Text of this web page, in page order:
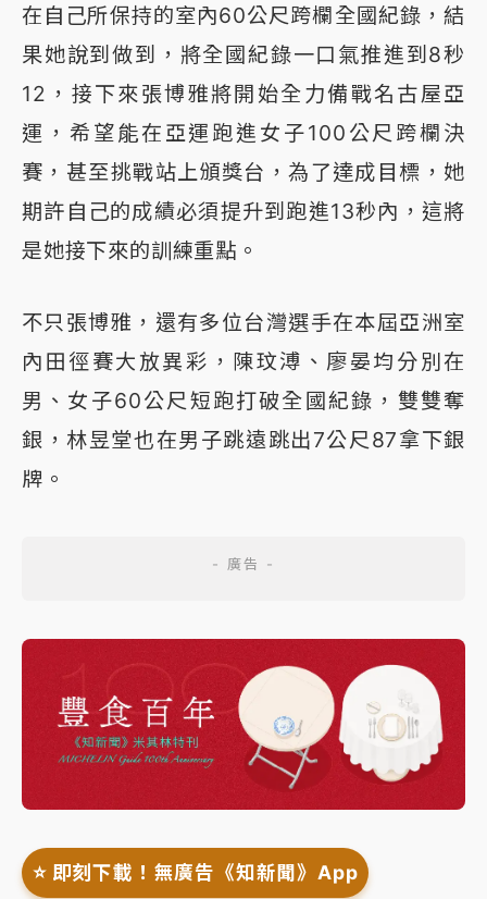
在自己所保持的室內60公尺跨欄全國紀錄，結
果她說到做到，將全國紀錄一口氣推進到8秒
12，接下來張博雅將開始全力備戰名古屋亞
運，希望能在亞運跑進女子100公尺跨欄決
賽，甚至挑戰站上頒獎台，為了達成目標，她
期許自己的成績必須提升到跑進13秒內，這將
是她接下來的訓練重點。
不只張博雅，還有多位台灣選手在本屆亞洲室
內田徑賽大放異彩，陳玟溥、廖晏均分別在
男、女子60公尺短跑打破全國紀錄，雙雙奪
銀，林昱堂也在男子跳遠跳出7公尺87拿下銀
牌。
⭐️ 即刻下載！無廣告《知新聞》App